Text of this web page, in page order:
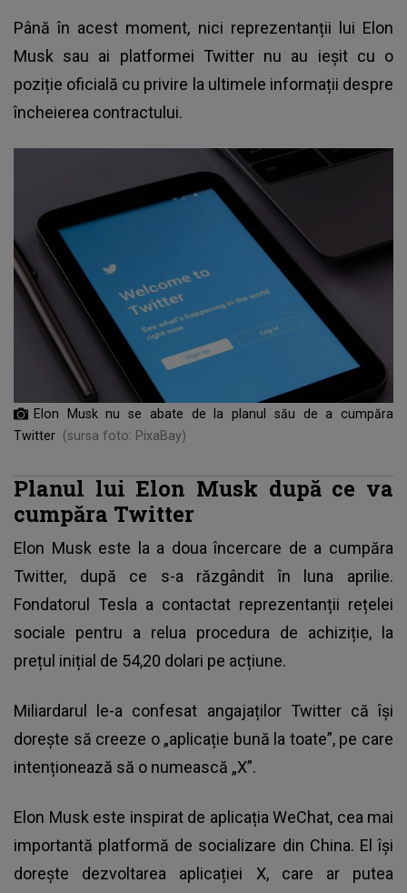
Până în acest moment, nici reprezentanții lui Elon
Musk sau ai platformei Twitter nu au ieșit cu o
poziție oficială cu privire la ultimele informații despre
încheierea contractului.
Elon Musk nu se abate de la planul său de a cumpăra
Twitter (sursa foto: PixaBay)
Planul lui Elon Musk după ce va
cumpăra Twitter
Elon Musk este la a doua încercare de a cumpăra
Twitter, după ce s-a răzgândit în luna aprilie.
Fondatorul Tesla a contactat reprezentanții rețelei
sociale pentru a relua procedura de achiziție, la
prețul inițial de 54,20 dolari pe acțiune.
Miliardarul le-a confesat angajaților Twitter că își
dorește să creeze o „aplicație bună la toate”, pe care
intenționează să o numească „X”.
Elon Musk este inspirat de aplicația WeChat, cea mai
importantă platformă de socializare din China. El își
dorește dezvoltarea aplicației X, care ar putea